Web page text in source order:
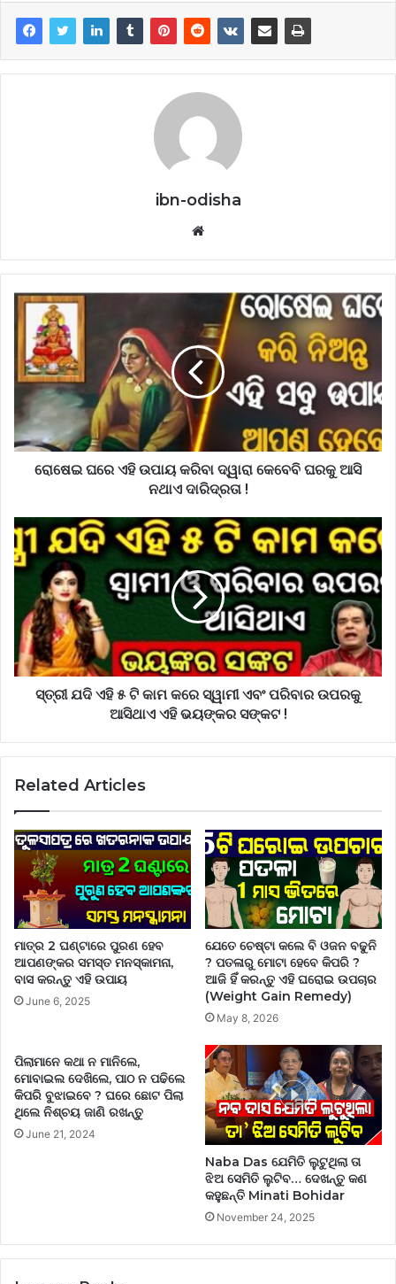
ibn-odisha
Website
ରୋଷେଇ ଘରେ ଏହି ଉପାୟ କରିବା ଦ୍ୱାରା କେବେବି ଘରକୁ ଆସି
ନଥାଏ ଦାରିଦ୍ରତା !
ସ୍ତ୍ରୀ ଯଦି ଏହି ୫ ଟି କାମ କରେ ସ୍ୱାମୀ ଏବଂ ପରିବାର ଉପରକୁ
ଆସିଥାଏ ଏହି ଭୟଙ୍କର ସଙ୍କଟ !
Related Articles
ମାତ୍ର 2 ଘଣ୍ଟାରେ ପୁରଣ ହେବ
ଆପଣଙ୍କର ସମସ୍ତ ମନସ୍କାମନା,
ବାସ କରନ୍ତୁ ଏହି ଉପାୟ
June 6, 2025
ଯେତେ ଚେଷ୍ଟା କଲେ ବି ଓଜନ ବଢୁନି
? ପତଳାରୁ ମୋଟା ହେବେ କିପରି ?
ଆଜି ହିଁ କରନ୍ତୁ ଏହି ଘରୋଇ ଉପଚାର
(Weight Gain Remedy)
May 8, 2026
ପିଲାମାନେ କଥା ନ ମାନିଲେ,
ମୋବାଇଲ ଦେଖିଲେ, ପାଠ ନ ପଢିଲେ
କିପରି ବୁଝାଇବେ ? ଘରେ ଛୋଟ ପିଲା
ଥିଲେ ନିଶ୍ଚୟ ଜାଣି ରଖନ୍ତୁ
June 21, 2024
Naba Das ଯେମିତି ଲୁଟୁଥିଲା ତା
ଝିଅ ସେମିତି ଲୁଟିବ… ଦେଖନ୍ତୁ କଣ
କହୁଛନ୍ତି Minati Bohidar
November 24, 2025